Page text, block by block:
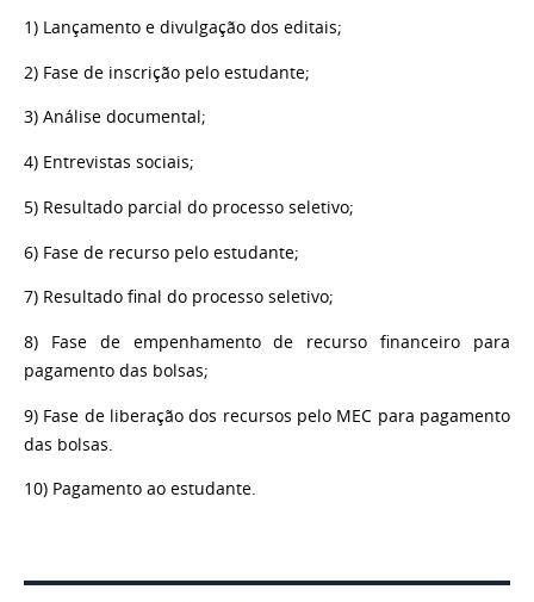
1) Lançamento e divulgação dos editais;
2) Fase de inscrição pelo estudante;
3) Análise documental;
4) Entrevistas sociais;
5) Resultado parcial do processo seletivo;
6) Fase de recurso pelo estudante;
7) Resultado final do processo seletivo;
8) Fase de empenhamento de recurso financeiro para
pagamento das bolsas;
9) Fase de liberação dos recursos pelo MEC para pagamento
das bolsas.
10) Pagamento ao estudante.